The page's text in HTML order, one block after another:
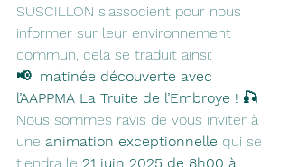
SUSCILLON s'associent pour nous
informer sur leur environnement
commun, cela se traduit ainsi:
📢  matinée découverte avec
l’AAPPMA La Truite de l’Embroye ! 🎣
Nous sommes ravis de vous inviter à
une animation exceptionnelle qui se
tiendra le 21 juin 2025 de 8h00 à